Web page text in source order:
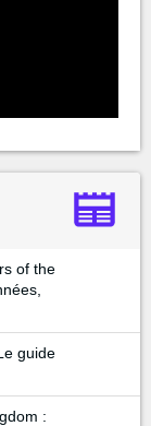
of the
guide
: